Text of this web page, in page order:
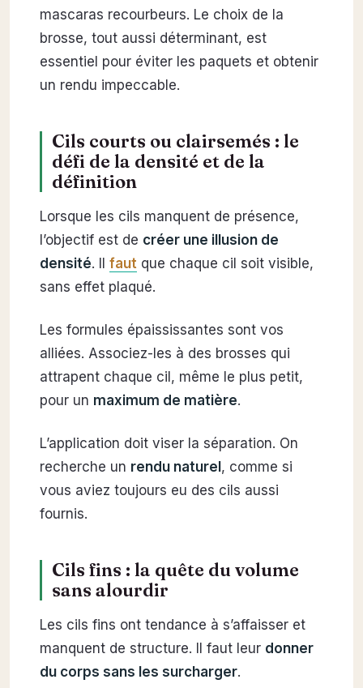
mascaras recourbeurs. Le choix de la
brosse, tout aussi déterminant, est
essentiel pour éviter les paquets et obtenir
un rendu impeccable.
Cils courts ou clairsemés : le
défi de la densité et de la
définition
Lorsque les cils manquent de présence,
l’objectif est de créer une illusion de
densité. Il faut que chaque cil soit visible,
sans effet plaqué.
Les formules épaississantes sont vos
alliées. Associez-les à des brosses qui
attrapent chaque cil, même le plus petit,
pour un maximum de matière.
L’application doit viser la séparation. On
recherche un rendu naturel, comme si
vous aviez toujours eu des cils aussi
fournis.
Cils fins : la quête du volume
sans alourdir
Les cils fins ont tendance à s’affaisser et
manquent de structure. Il faut leur donner
du corps sans les surcharger.